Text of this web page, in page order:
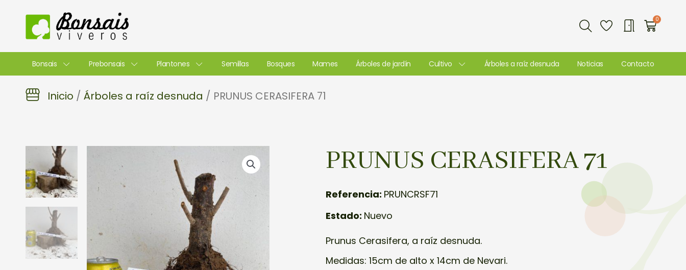
contenido
Buscar 0
Bonsais Prebonsais Plantones Semillas Bosques Mames Árboles de jardín Cultivo Árboles a raíz desnuda Noticias Contacto
Inicio / Árboles a raíz desnuda / PRUNUS CERASIFERA 71
PRUNUS CERASIFERA 71
Referencia: PRUNCRSF71
Estado: Nuevo
Prunus Cerasifera, a raíz desnuda.
Medidas: 15cm de alto x 14cm de Nevari.